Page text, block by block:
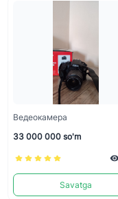
Ведеокамера
33 000 000 so'm
Savatga